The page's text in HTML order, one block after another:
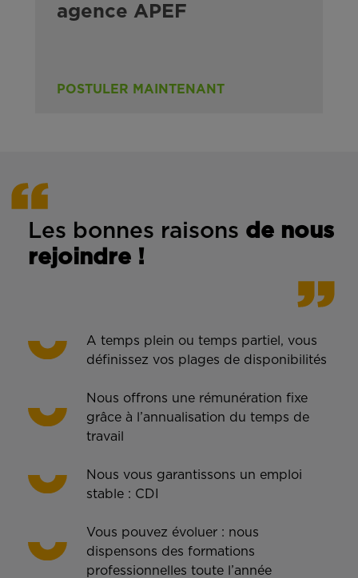
agence APEF
POSTULER MAINTENANT
Les bonnes raisons de nous
rejoindre !
A temps plein ou temps partiel, vous
définissez vos plages de disponibilités
Nous offrons une rémunération fixe
grâce à l’annualisation du temps de
travail
Nous vous garantissons un emploi
stable : CDI
Vous pouvez évoluer : nous
dispensons des formations
professionnelles toute l’année